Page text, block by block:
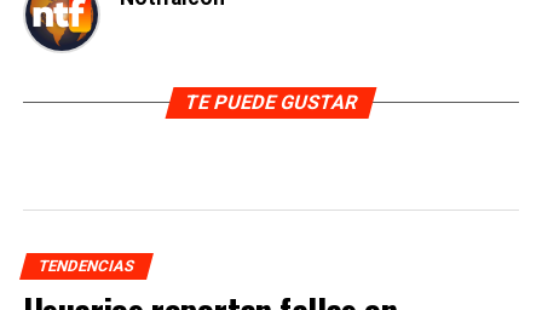
TE PUEDE GUSTAR
TENDENCIAS